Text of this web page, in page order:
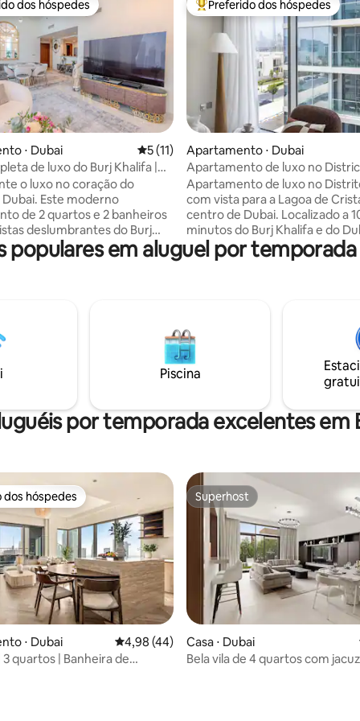
média de 5, 4 avaliações
preferidos dos hóspedes
dos hóspedes
⋅ Dubai 5 de uma avaliação média de 5, 11
5 (11)
de luxo do Burj Khalifa |
o luxo no coração do
Este moderno
de 2 quartos e 2 banheiros
deslumbrantes do Burj
elegantes e janelas do
Caminhe até o Dubai Mall e
Perfeito para famílias,
de negócios que
uma estadia limpa e elegante
mais icônica da cidade. O
Entre os melhores preferidos
Preferido dos hóspedes
Apartamento ⋅ Dubai
Apartamento de luxo no
perto do centro de Dubai
Apartamento de luxo no
com vista para a Lagoa de
centro de Dubai. Localizado a 10-15
minutos do Burj Khalifa e do
Desfrute de trilhas para
caminhada/corrida, pista de
Marshall, cozinha Miele
equipada, eletrodomésticos
quarto king sereno com
embutidos. Os banheiros
produtos Salt&Mud. ESTADIAS MENSAIS
para obter as melhores tarifas.
populares em aluguel por
Piscina
por temporada excelentes em
dos hóspedes
dos hóspedes
⋅ Dubai 4,98 de uma avaliação média de 5, 44
4,98 (44)
3 quartos | Banheira de
Superhost
Superhost
Casa ⋅ Dubai
Bela vila de 4 quartos com